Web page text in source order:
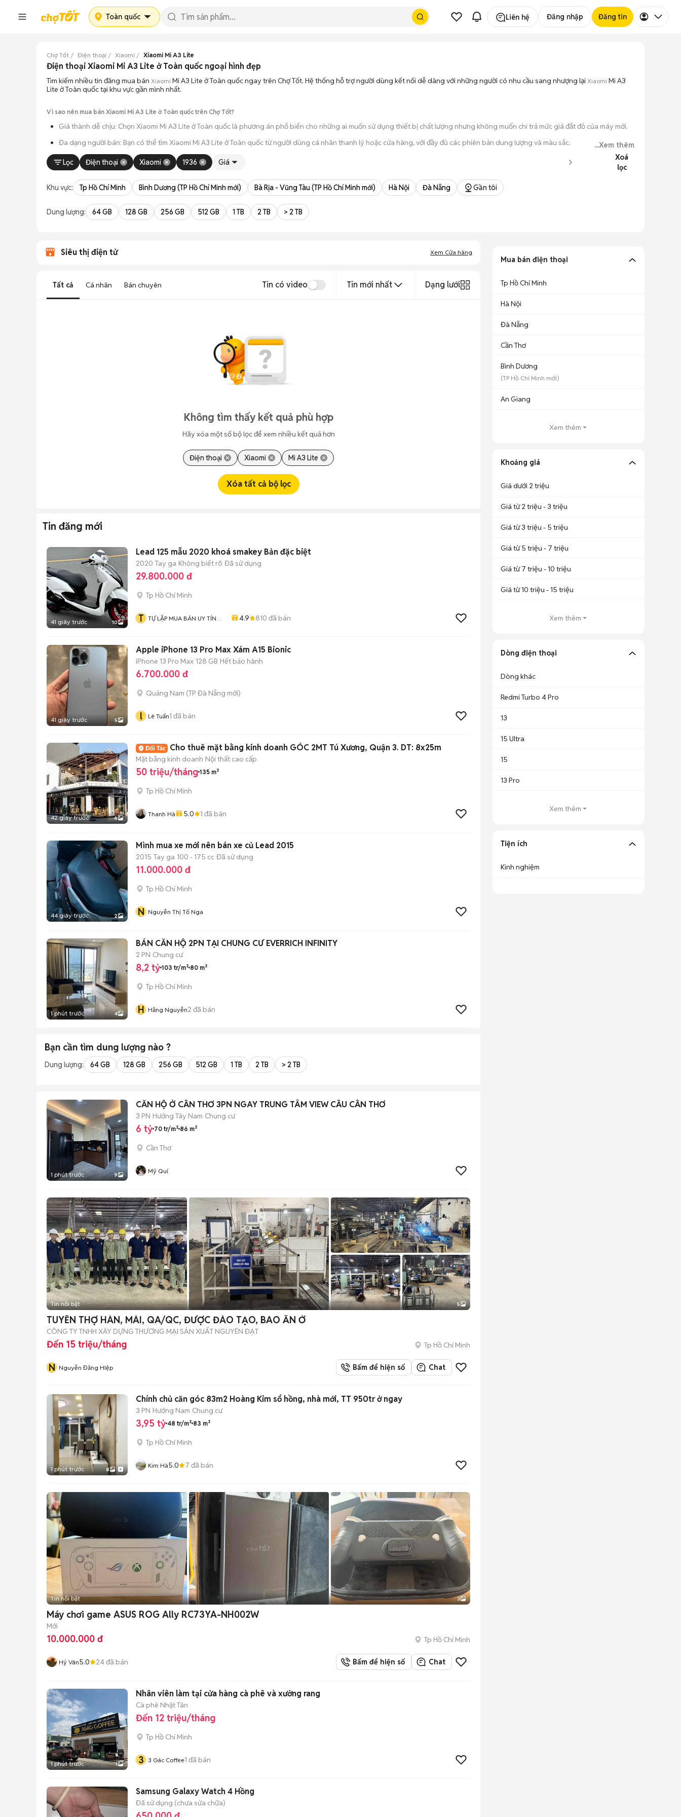
Toàn quốc Liên hệ Đăng nhập Đăng tin
Chợ Tốt Điện thoại Xiaomi Xiaomi Mi A3 Lite
Điện thoại Xiaomi Mi A3 Lite ở Toàn quốc ngoại hình đẹp
Tìm kiếm nhiều tin đăng mua bán Xiaomi Mi A3 Lite ở Toàn quốc ngay trên Chợ Tốt. Hệ thống hỗ trợ người dùng kết nối dễ dàng với những người có nhu cầu sang nhượng lại Xiaomi Mi A3
Lite ở Toàn quốc tại khu vực gần mình nhất.
Vì sao nên mua bán Xiaomi Mi A3 Lite ở Toàn quốc trên Chợ Tốt?
Giá thành dễ chịu: Chọn Xiaomi Mi A3 Lite ở Toàn quốc là phương án phổ biến cho những ai muốn sử dụng thiết bị chất lượng nhưng không muốn chi trả mức giá đắt đỏ của máy mới.
Đa dạng người bán: Bạn có thể tìm Xiaomi Mi A3 Lite ở Toàn quốc từ người dùng cá nhân thanh lý hoặc cửa hàng, với đầy đủ các phiên bản dung lượng và màu sắc.
An tâm kiểm tra máy: Cơ chế mua bán hẹn gặp mặt giúp bạn trực tiếp cầm nắm, thử nghiệm các tính năng của máy để đảm bảo máy hoạt động ổn định.
...Xem thêm
Lọc
Điện thoại Xiaomi 1936 Giá
Xoá
lọc
Khu vực: Tp Hồ Chí Minh Bình Dương (TP Hồ Chí Minh mới) Bà Rịa - Vũng Tàu (TP Hồ Chí Minh mới) Hà Nội Đà Nẵng Gần tôi
Dung lượng: 64 GB 128 GB 256 GB 512 GB 1 TB 2 TB > 2 TB
Siêu thị điện tử Xem Cửa hàng
Tất cả Cá nhân Bán chuyên Tin có video Tin mới nhất Dạng lưới
Không tìm thấy kết quả phù hợp
Hãy xóa một số bộ lọc để xem nhiều kết quả hơn
Điện thoại Xiaomi Mi A3 Lite
Xóa tất cả bộ lọc
Tin đăng mới
41 giây trước 10
Lead 125 mẫu 2020 khoá smakey Bản đặc biệt
2020 Tay ga Không biết rõ Đã sử dụng
29.800.000 đ
Tp Hồ Chí Minh
T TỰ LẬP MUA BÁN UY TÍN
4.9 810 đã bán
41 giây trước 5
Apple iPhone 13 Pro Max Xám A15 Bionic
iPhone 13 Pro Max 128 GB Hết bảo hành
6.700.000 đ
Quảng Nam (TP Đà Nẵng mới)
l Lê Tuấn1 đã bán
42 giây trước 6
Cho thuê mặt bằng kinh doanh GÓC 2MT Tú Xương, Quận 3. DT: 8x25m
Mặt bằng kinh doanh Nội thất cao cấp
50 triệu/tháng 135 m²
Tp Hồ Chí Minh
Thanh Hà 5.0 1 đã bán
44 giây trước 2
Mình mua xe mới nên bán xe củ Lead 2015
2015 Tay ga 100 - 175 cc Đã sử dụng
11.000.000 đ
Tp Hồ Chí Minh
N Nguyễn Thị Tố Nga
1 phút trước 4
BÁN CĂN HỘ 2PN TẠI CHUNG CƯ EVERRICH INFINITY
2 PN Chung cư
8,2 tỷ 103 tr/m² 80 m²
Tp Hồ Chí Minh
H Hằng Nguyễn2 đã bán
Bạn cần tìm dung lượng nào ?
Dung lượng: 64 GB 128 GB 256 GB 512 GB 1 TB 2 TB > 2 TB
1 phút trước 9
CĂN HỘ Ở CẦN THƠ 3PN NGAY TRUNG TÂM VIEW CẦU CẦN THƠ
3 PN Hướng Tây Nam Chung cư
6 tỷ 70 tr/m² 86 m²
Cần Thơ
Mỹ Quí
Tin nổi bật 5
TUYỂN THỢ HÀN, MÀI, QA/QC, ĐƯỢC ĐÀO TẠO, BAO ĂN Ở
CÔNG TY TNHH XÂY DỰNG THƯƠNG MẠI SẢN XUẤT NGUYÊN ĐẠT
Đến 15 triệu/tháng Tp Hồ Chí Minh
N Nguyễn Đăng HIệp Bấm để hiện số Chat
1 phút trước 8
Chính chủ căn góc 83m2 Hoàng Kim sổ hồng, nhà mới, TT 950tr ở ngay
3 PN Hướng Nam Chung cư
3,95 tỷ 48 tr/m² 83 m²
Tp Hồ Chí Minh
Kim Hà5.0 7 đã bán
Tin nổi bật 3
Máy chơi game ASUS ROG Ally RC73YA-NH002W
Mới
10.000.000 đ Tp Hồ Chí Minh
Hỷ Vân5.0 24đã bán Bấm để hiện số Chat
1 phút trước 1
Nhân viên làm tại cửa hàng cà phê và xưởng rang
Cà phê Nhật Tân
Đến 12 triệu/tháng
Tp Hồ Chí Minh
3 3 Gác Coffee1 đã bán
Samsung Galaxy Watch 4 Hồng
Đã sử dụng (chưa sửa chữa)
Mua bán điện thoại
Tp Hồ Chí Minh
Hà Nội
Đà Nẵng
Cần Thơ
Bình Dương
(TP Hồ Chí Minh mới)
An Giang
Xem thêm
Khoảng giá
Giá dưới 2 triệu
Giá từ 2 triệu - 3 triệu
Giá từ 3 triệu - 5 triệu
Giá từ 5 triệu - 7 triệu
Giá từ 7 triệu - 10 triệu
Giá từ 10 triệu - 15 triệu
Xem thêm
Dòng điện thoại
Dòng khác
Redmi Turbo 4 Pro
13
15 Ultra
15
13 Pro
Xem thêm
Tiện ích
Kinh nghiệm